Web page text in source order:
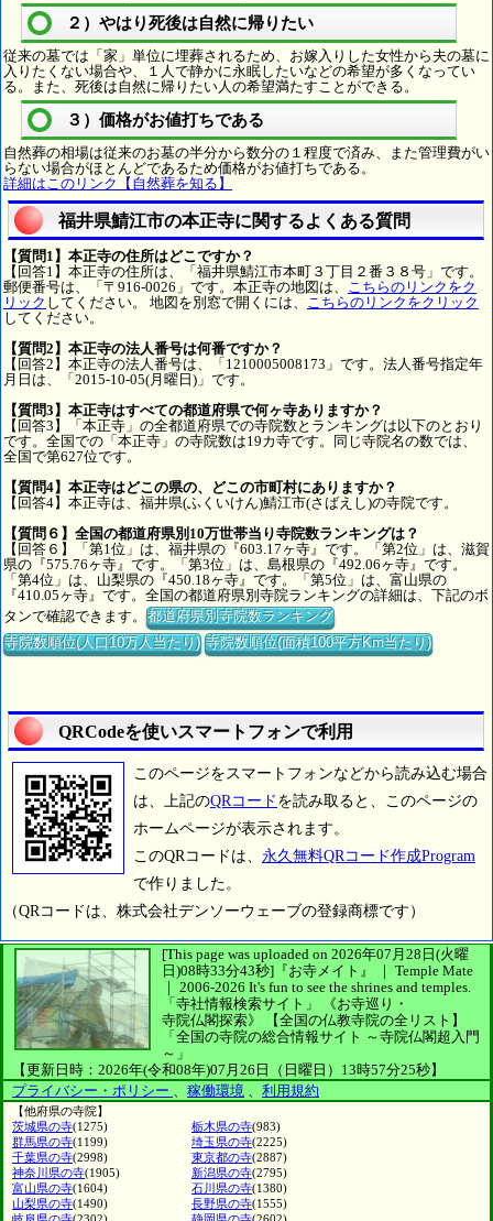
２）やはり死後は自然に帰りたい
従来の墓では「家」単位に埋葬されるため、お嫁入りした女性から夫の墓に
入りたくない場合や、１人で静かに永眠したいなどの希望が多くなってい
る。また、死後は自然に帰りたい人の希望満たすことができる。
３）価格がお値打ちである
自然葬の相場は従来のお墓の半分から数分の１程度で済み、また管理費がい
らない場合がほとんどであるため価格がお値打ちである。
詳細はこのリンク【自然葬を知る】
福井県鯖江市の本正寺に関するよくある質問
【質問1】本正寺の住所はどこですか？
【回答1】本正寺の住所は、「福井県鯖江市本町３丁目２番３８号」です。
郵便番号は、「〒916-0026」です。本正寺の地図は、 こちらのリンクをク
リック してください。 地図を別窓で開くには、 こちらのリンクをクリック
してください。
【質問2】本正寺の法人番号は何番ですか？
【回答2】本正寺の法人番号は、「1210005008173」です。法人番号指定年
月日は、「2015-10-05(月曜日)」です。
【質問3】本正寺はすべての都道府県で何ヶ寺ありますか？
【回答3】「本正寺」の全都道府県での寺院数とランキングは以下のとおり
です。全国での「本正寺」の寺院数は19カ寺です。同じ寺院名の数では、
全国で第627位です。
【質問4】本正寺はどこの県の、どこの市町村にありますか？
【回答4】本正寺は、福井県(ふくいけん)鯖江市(さばえし)の寺院です。
【質問６】全国の都道府県別10万世帯当り寺院数ランキングは？
【回答６】「第1位」は、福井県の『603.17ヶ寺』です。「第2位」は、滋賀
県の『575.76ヶ寺』です。「第3位」は、島根県の『492.06ヶ寺』です。
「第4位」は、山梨県の『450.18ヶ寺』です。「第5位」は、富山県の
『410.05ヶ寺』です。全国の都道府県別寺院ランキングの詳細は、下記のボ
タンで確認できます。都道府県別寺院数ランキング
寺院数順位(人口10万人当たり) 寺院数順位(面積100平方Km当たり)
QRCodeを使いスマートフォンで利用
このページをスマートフォンなどから読み込む場合
は、上記のQRコード を読み取ると、このページの
ホームページが表示されます。
このQRコードは、 永久無料QRコード作成Program
で作りました。
（QRコードは、株式会社デンソーウェーブの登録商標です）
[This page was uploaded on 2026年07月28日(火曜
日)08時33分43秒] 『お寺メイト』 ｜ Temple Mate
｜ 2006-2026 It's fun to see the shrines and temples.
「寺社情報検索サイト」
《お寺巡り・
寺院仏閣探索》
【全国の仏教寺院の全リスト】
「全国の寺院の総合情報サイト ～寺院仏閣超入門
～」
【更新日時：2026年(令和08年)07月26日（日曜日）13時57分25秒】
プライバシー・ポリシー 、 稼働環境 、 利用規約
【他府県の寺院】
茨城県の寺(1275) 栃木県の寺(983)
群馬県の寺(1199) 埼玉県の寺(2225)
千葉県の寺(2998) 東京都の寺(2887)
神奈川県の寺(1905) 新潟県の寺(2795)
富山県の寺(1604) 石川県の寺(1380)
山梨県の寺(1490) 長野県の寺(1555)